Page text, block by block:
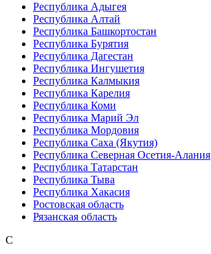
Республика Адыгея
Республика Алтай
Республика Башкортостан
Республика Бурятия
Республика Дагестан
Республика Ингушетия
Республика Калмыкия
Республика Карелия
Республика Коми
Республика Марий Эл
Республика Мордовия
Республика Саха (Якутия)
Республика Северная Осетия-Алания
Республика Татарстан
Республика Тыва
Республика Хакасия
Ростовская область
Рязанская область
С